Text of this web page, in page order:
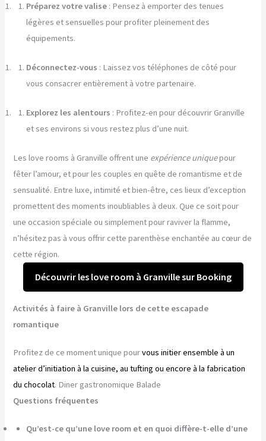
Préparez votre valise : Pensez à emporter des tenues
légères et sensuelles pour profiter pleinement des
équipements.
Déconnectez-vous : Laissez vos téléphones de côté pour
vous consacrer entièrement à votre partenaire.
Explorez les alentours : Profitez-en pour découvrir Granville
et ses environs si vous restez plus d’une nuit.
Les love rooms à Granville offrent une expérience uniquepour
fêter l’amour, et pour les couples en quête de romantisme et de
sensualité. Entre luxe, intimité et bien-être, ces lieux d’exception
promettent des moments inoubliables à deux. Que ce soit pour
une occasion spéciale ou simplement pour raviver la flamme,
n’hésitez pas à vous offrir cette parenthèse enchantée au cœur de
cette région.
Découvrir les love room à Granville sur Booking
Activités à faire à Granville lors de cette escapade
romantique
Profitez de ce moment unique pourvous initier ensemble à un
atelier d’initiation à la cuisine, au tufting ou encore à la fabrication
du chocolat. Diner gastronomique Balade
Questions fréquentes
Qu’est-ce qu’une love room et en quoi diffère-t-elle d’une